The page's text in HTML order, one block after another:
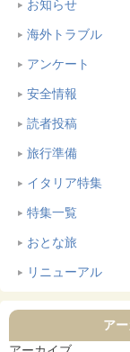
お知らせ
海外トラブル
アンケート
安全情報
読者投稿
旅行準備
イタリア特集
特集一覧
おとな旅
リニューアル
ア